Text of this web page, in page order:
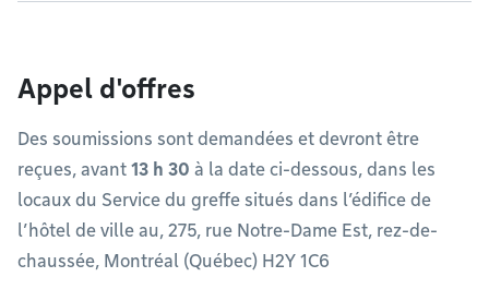
Appel d'offres
Des soumissions sont demandées et devront être
reçues, avant 13 h 30 à la date ci-dessous, dans les
locaux du Service du greffe situés dans l’édifice de
l’hôtel de ville au, 275, rue Notre-Dame Est, rez-de-
chaussée, Montréal (Québec) H2Y 1C6